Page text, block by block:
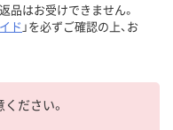
品はお受けできません。
ド 」を必ずご確認の上、お
ださい。